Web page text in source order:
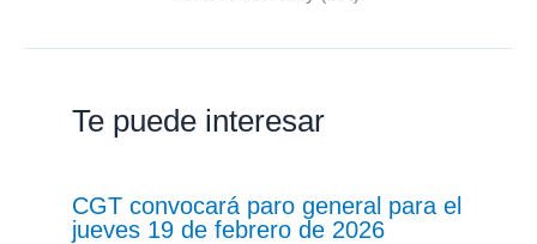
Te puede interesar
CGT convocará paro general para el
jueves 19 de febrero de 2026